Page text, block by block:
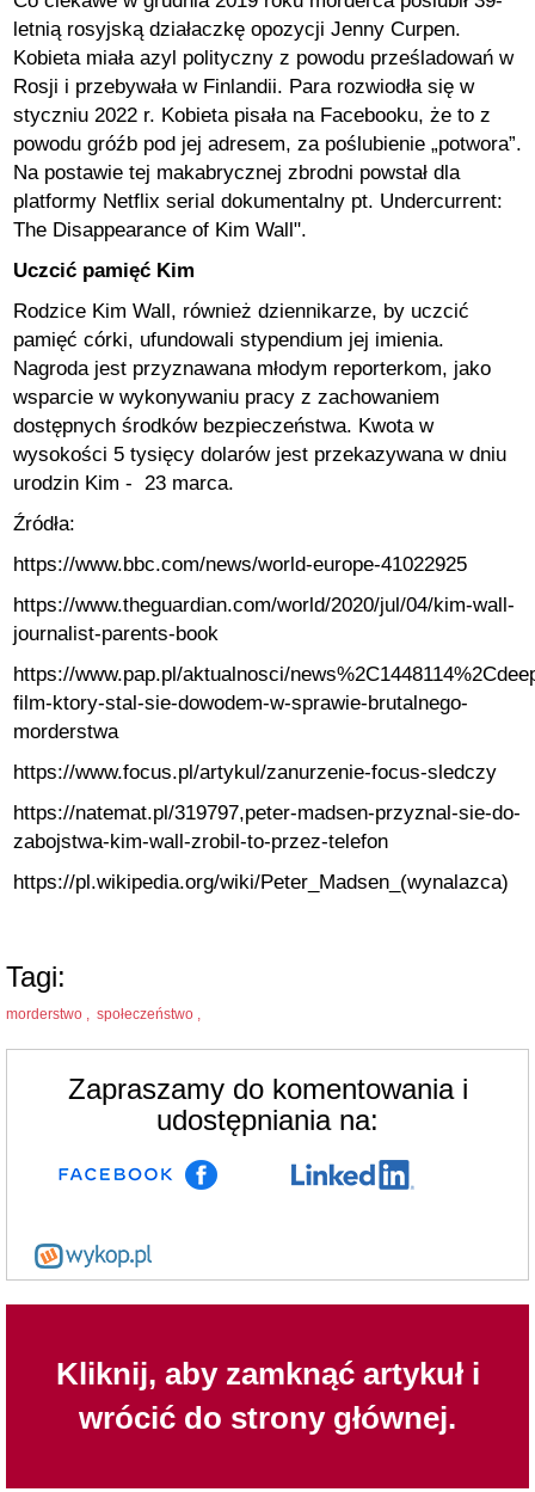
letnią rosyjską działaczkę opozycji Jenny Curpen.
Kobieta miała azyl polityczny z powodu prześladowań w
Rosji i przebywała w Finlandii. Para rozwiodła się w
styczniu 2022 r. Kobieta pisała na Facebooku, że to z
powodu gróźb pod jej adresem, za poślubienie „potwora”.
Na postawie tej makabrycznej zbrodni powstał dla
platformy Netflix serial dokumentalny pt. Undercurrent:
The Disappearance of Kim Wall".
Uczcić pamięć Kim
Rodzice Kim Wall, również dziennikarze, by uczcić
pamięć córki, ufundowali stypendium jej imienia.
Nagroda jest przyznawana młodym reporterkom, jako
wsparcie w wykonywaniu pracy z zachowaniem
dostępnych środków bezpieczeństwa. Kwota w
wysokości 5 tysięcy dolarów jest przekazywana w dniu
urodzin Kim - 23 marca.
Źródła:
https://www.bbc.com/news/world-europe-41022925
https://www.theguardian.com/world/2020/jul/04/kim-wall-
journalist-parents-book
https://www.pap.pl/aktualnosci/
film-ktory-stal-sie-dowodem-w-sprawie-brutalnego-
morderstwa
https://www.focus.pl/artykul/zanurzenie-focus-sledczy
https://natemat.pl/319797,peter-madsen-przyznal-sie-do-
zabojstwa-kim-wall-zrobil-to-przez-telefon
https://pl.wikipedia.org/wiki/Peter_Madsen_(wynalazca)
Tagi:
morderstwo , społeczeństwo ,
Zapraszamy do komentowania i
udostępniania na:
Kliknij, aby zamknąć artykuł i
wrócić do strony głównej.